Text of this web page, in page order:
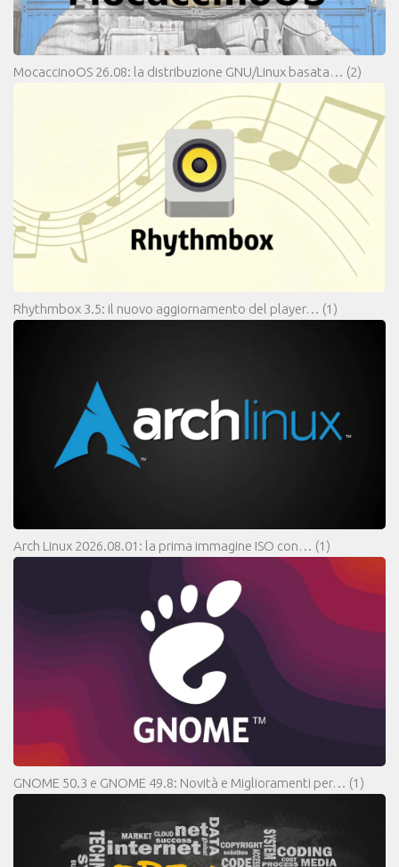
MocaccinoOS 26.08: la distribuzione GNU/Linux basata… (2)
Rhythmbox 3.5: il nuovo aggiornamento del player… (1)
Arch Linux 2026.08.01: la prima immagine ISO con… (1)
GNOME 50.3 e GNOME 49.8: Novità e Miglioramenti per… (1)